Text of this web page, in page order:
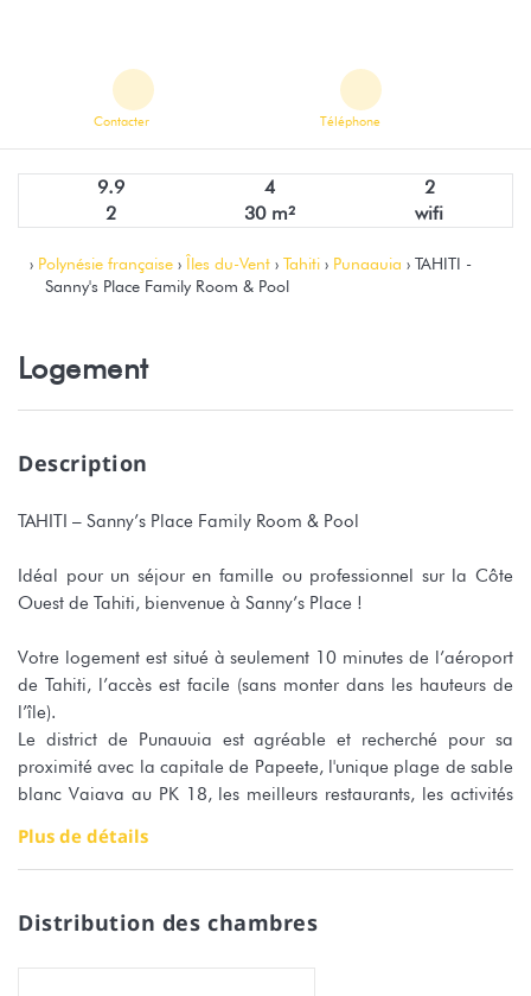
Contacter Téléphone
9.9 4
2
2
30 m² wifi
› Polynésie française › Îles du-Vent › Tahiti › Punaauia › TAHITI -
Sanny's Place Family Room & Pool
Logement
Description
TAHITI – Sanny’s Place Family Room & Pool
Idéal pour un séjour en famille ou professionnel sur la Côte
Ouest de Tahiti, bienvenue à Sanny’s Place !
Votre logement est situé à seulement 10 minutes de l’aéroport
de Tahiti, l’accès est facile (sans monter dans les hauteurs de
l’île).
Le district de Punauuia est agréable et recherché pour sa
proximité avec la capitale de Papeete, l'unique plage de sable
blanc Vaiava au PK 18, les meilleurs restaurants, les activités
même recommandée pour visiter l'île et les centres d'intérêts
(Plages, Marché de Papeete, sites historiques, culturels...).
Sanny's Place vous propose une chambre familiale spacieuse
Plus de détails
Distribution des chambres